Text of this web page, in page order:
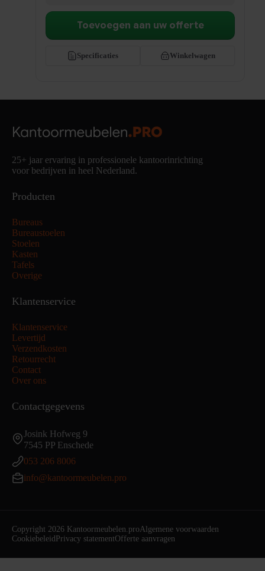
Specificaties Winkelwagen
Toevoegen aan uw offerte
25+ jaar ervaring in professionele kantoorinrichting
voor bedrijven in heel Nederland.
Producten
Bureaus
Bureaustoelen
Stoelen
Kasten
Tafels
Overige
Klantenservice
Klantenservice
Levertijd
Verzendkosten
Retourrecht
Contact
Over ons
Contactgegevens
Josink Hofweg 9
7545 PP Enschede
053 206 8006
info@kantoormeubelen.pro
Copyright 2026 Kantoormeubelen.proAlgemene voorwaarden
Cookiebeleid Privacy statementOfferte aanvragen